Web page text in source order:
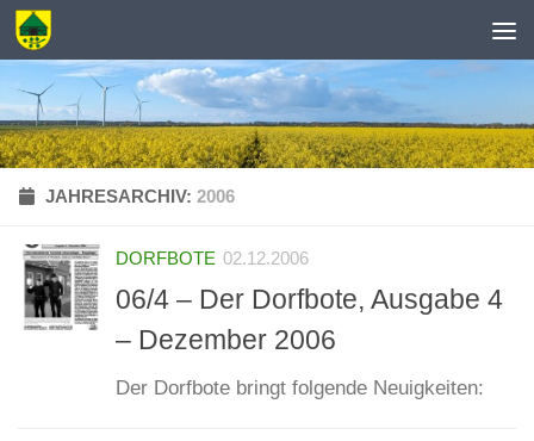
Zum Inhalt springen
JAHRESARCHIV: 2006
DORFBOTE 02.12.2006
06/4 – Der Dorfbote, Ausgabe 4
– Dezember 2006
Der Dorfbote bringt folgende Neuigkeiten: